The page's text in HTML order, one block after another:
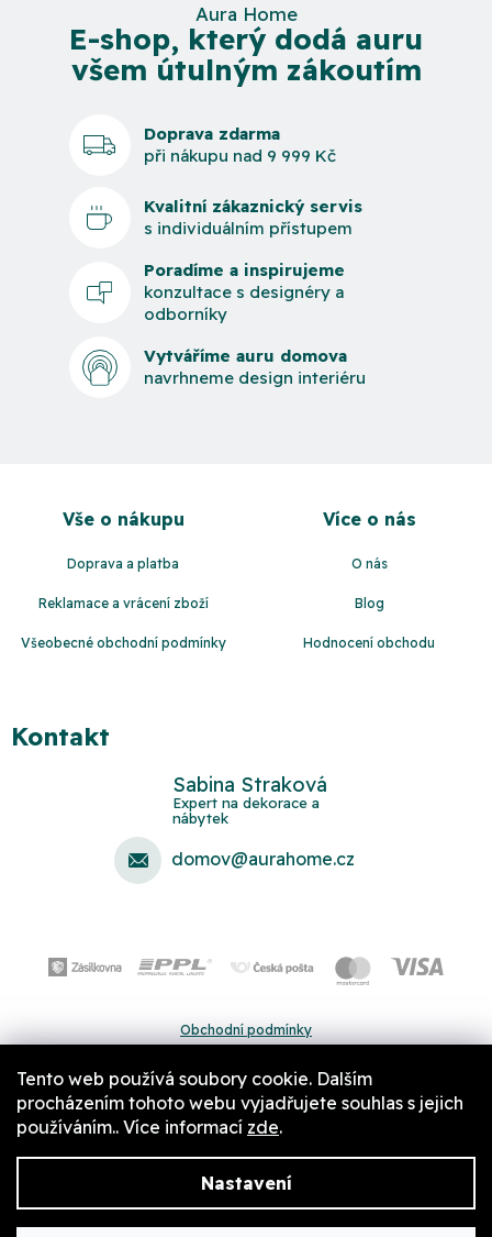
Tento web používá soubory cookie. Dalším
procházením tohoto webu vyjadřujete souhlas s jejich
používáním.. Více informací zde.
Nastavení
Aura Home
E-shop, který dodá auru
všem útulným zákoutím
Doprava zdarma
při nákupu nad 9 999 Kč
Kvalitní zákaznický servis
s individuálním přístupem
Poradíme a inspirujeme
konzultace s designéry a
odborníky
Vytváříme auru domova
navrhneme design interiéru
Vše o nákupu
Doprava a platba
Reklamace a vrácení zboží
Všeobecné obchodní podmínky
Více o nás
O nás
Blog
Hodnocení obchodu
Kontakt
Sabina Straková
domov@aurahome.cz
Obchodní podmínky
Pravidla a nastavení cookies
Copyright 2026Aurahome.cz. Všechna práva vyhrazena.